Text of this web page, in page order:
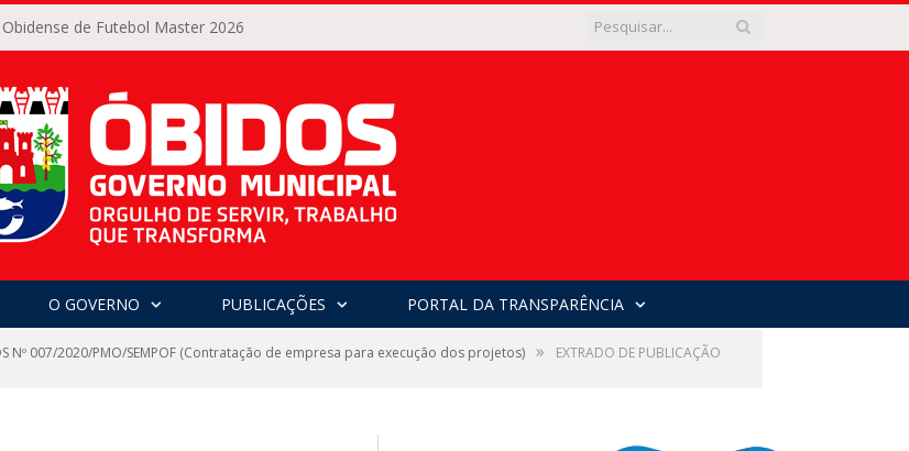
de Futebol Master 2026
O GOVERNO PUBLICAÇÕES PORTAL DA TRANSPARÊNCIA
Nº 007/2020/PMO/SEMPOF (Contratação de empresa para execução dos projetos) » EXTRADO DE PUBLICAÇÃO